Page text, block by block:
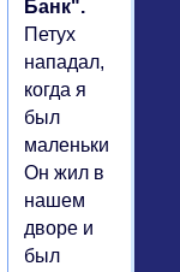
Банк".
Петух
нападал,
когда я
был
маленьким.
Он жил в
нашем
дворе и
был